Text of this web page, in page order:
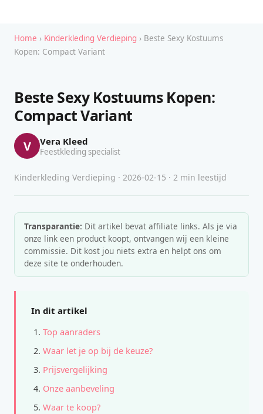
Home › Kinderkleding Verdieping › Beste Sexy Kostuums
Kopen: Compact Variant
Beste Sexy Kostuums Kopen:
Compact Variant
V Vera Kleed
Feestkleding specialist
Kinderkleding Verdieping · 2026-02-15 · 2 min leestijd
Transparantie: Dit artikel bevat affiliate links. Als je via
onze link een product koopt, ontvangen wij een kleine
commissie. Dit kost jou niets extra en helpt ons om
deze site te onderhouden.
In dit artikel
Top aanraders
Waar let je op bij de keuze?
Prijsvergelijking
Onze aanbeveling
Waar te koop?